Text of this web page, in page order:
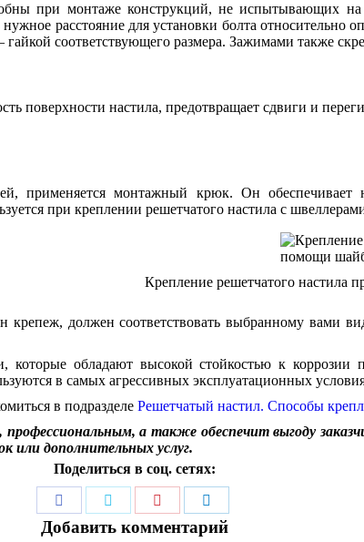
при монтаже конструкций, не испытывающих на
расстояние для установки болта
соответствующего размера. Зажимами также
поверхности настила, предотвращает сдвиги и
применяется монтажный крюк. Он
при креплении решетчатого настила с
Крепление решетчатого настила
крепеж, должен соответствовать выбранному вами
которые обладают высокой стойкостью к
в самых агрессивных эксплуатационных
в подразделе Решетчатый настил. Способы
а также обеспечит выгоду
или дополнительных услуг.
Поделиться в соц. сетях:
Поделиться
в
Поделиться
в
Поделиться
в
в
Добавить комментарий